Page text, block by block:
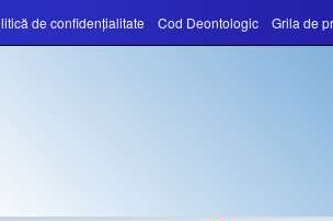
de confidențialitate Cod Deontologic Grila de